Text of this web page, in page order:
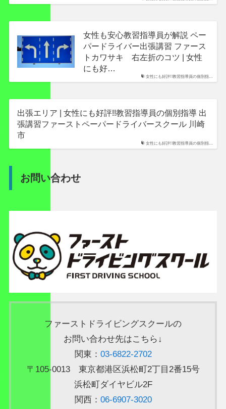
女性にも好評!!教習指導員の個別指…
女性も安心教習指導員が解説 ペー
パードライバー出張講習 ファース
トカワサキ 右左折のコツ | 女性
にも好…
女性にも好評!!教習指導員の個別指…
出張エリア | 女性にも好評!!教習指導員の個別指導 出
張講習ファーストペーパードライバースクール 川崎
市
お問い合わせ
ファーストドライビングスクールの
お問い合わせ先はこちら↓
関東： 03-6822-2702
〒105-0013 東京都港区浜松町2丁目2番15号
浜松町ダイヤビル2F
関西： 06-6907-3020